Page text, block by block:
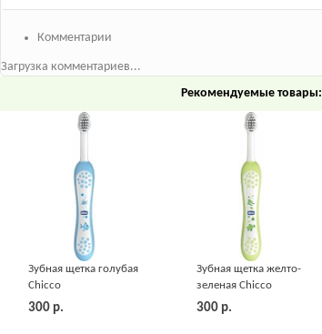
Комментарии
Загрузка комментариев...
Рекомендуемые товары:
Зубная щетка голубая
Chicco
300 р.
Зубная щетка желто-
зеленая Chicco
300 р.